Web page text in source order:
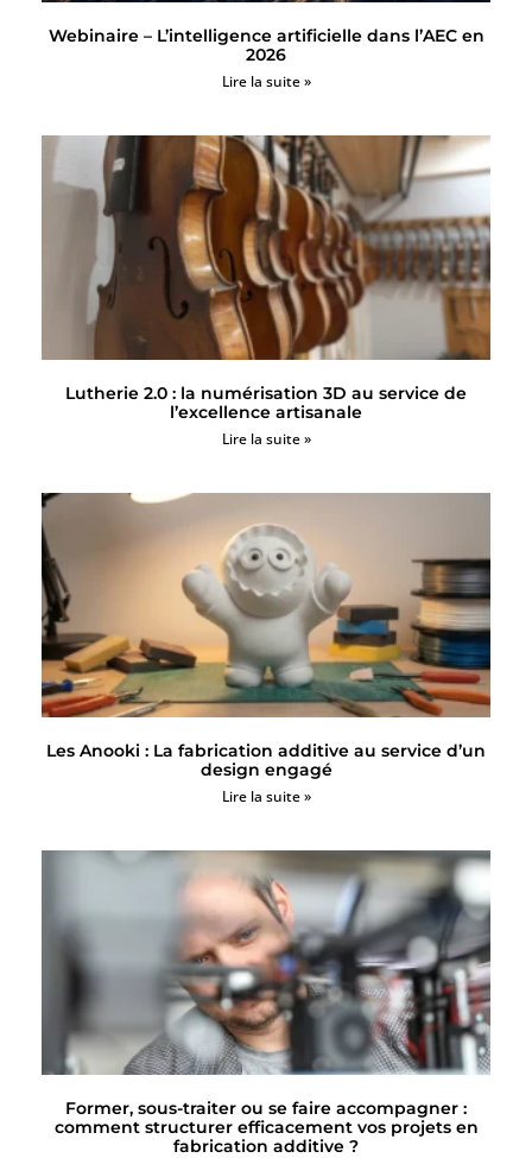
Webinaire – L’intelligence artificielle dans l’AEC en
2026
Lire la suite »
Lutherie 2.0 : la numérisation 3D au service de
l’excellence artisanale
Lire la suite »
Les Anooki : La fabrication additive au service d’un
design engagé
Lire la suite »
Former, sous-traiter ou se faire accompagner :
comment structurer efficacement vos projets en
fabrication additive ?